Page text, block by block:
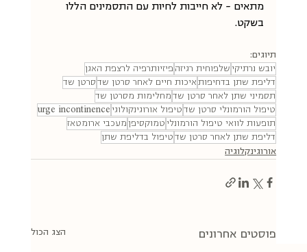
מתאים - לא חייבות לחיות עם התסמינים הללו
בשקט.
תיוגים:
יובש נרתיקישלפוחית רגיזה פיזיותרפיה לרצפת האגן
דליפת שתן בדחיפותאיכות חיים לאחר סרטן שדסרטן שד
תסמיני שתן לאחר סרטן שדמחלימות מסרטן שד
טיפול הורמונלי סרטן שדטיפול אורוגינקולוגיurge incontinence
תופעות לוואי טיפול הורמונליטמוקסיפןמעכבי ארומטאז
דליפת שתן לאחר סרטן שדטיפול בדליפת שתן
אורוגינקלוגיה
פוסטים אחרונים הצג הכול